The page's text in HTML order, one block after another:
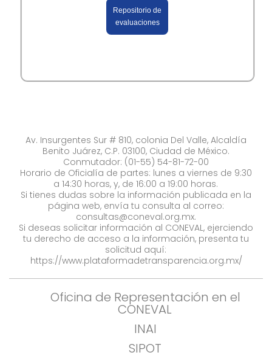
​Repositorio de
evaluaciones
Av. Insurgentes Sur # 810, colonia Del Valle, Alcaldía
Benito Juárez, C.P. 03100, Ciudad de México.
Conmutador: (01-55) 54-81-72-00
Horario de Oficialía de partes: lunes a viernes de 9:30
a 14:30 horas, y, de 16:00 a 19:00 horas.
Si tienes dudas sobre la información publicada en la
página web, envía tu consulta al correo:
consultas@coneval.org.mx.
Si deseas solicitar información al CONEVAL, ejerciendo
tu derecho de acceso a la información, presenta tu
solicitud aquí:
https://www.plataformadetransparencia.org.mx/
Oficina de Representación en el
CONEVAL
INAI
SIPOT